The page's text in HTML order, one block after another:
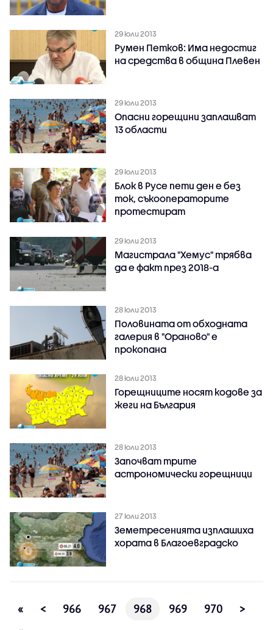
29 юли 2013
Румен Петков: Има недостиг
на средства в община Плевен
29 юли 2013
Опасни горещини заплашват
13 области
29 юли 2013
Блок в Русе пети ден е без
ток, съкооператорите
протестират
29 юли 2013
Магистрала "Хемус" трябва
да е факт през 2018-а
28 юли 2013
Половината от обходната
галерия в "Ораново" е
прокопана
28 юли 2013
Горещниците носят кодове за
жеги на България
28 юли 2013
Започват трите
астрономически горещници
27 юли 2013
Земетресенията изплашиха
хората в Благоевградско
« < 966 967 968 969 970
>